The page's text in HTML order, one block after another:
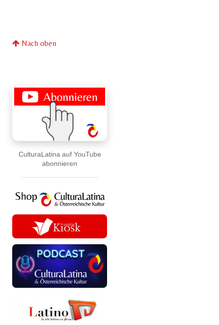
CulturaLatina auf YouTube
abonnieren
Nach oben